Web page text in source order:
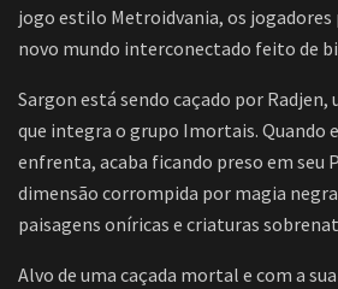
jogo estilo Metroidvania, os
novo mundo interconectado feito de
Sargon está sendo caçado por Radjen,
que integra o grupo Imortais. Quando
enfrenta, acaba ficando preso em seu
dimensão corrompida por magia
paisagens oníricas e criaturas
Alvo de uma caçada mortal e com a